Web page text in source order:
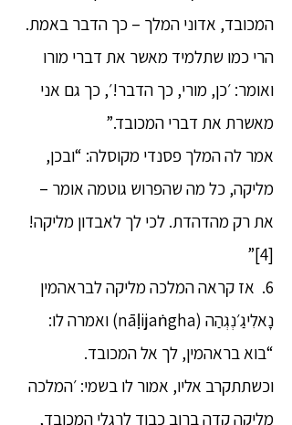
המכובד, אדוני המלך – כך הדבר באמת.
הרי כמו שתלמיד מאשר את דברי מורו
ואומר: ׳כן, מורי, כך הדבר!׳, כך גם אני
מאשרת את דברי המכובד.”
אמר לה המלך פסנדי מקוסלה: “ובכן,
מליקה, כל מה שהפרוש גוטמה אומר –
את רק מהדהדת. לכי לך לאבדון מליקה!
[4]”
6. אז קראה המלכה מליקה לבראהמין
נָאלִיגַ׳נְגְהַה (nāḷijaṅgha) ואמרה לו:
“בוא בראהמין, לך אל המכובד.
וכשתתקרב אליו, אמור לו בשמי: ׳המלכה
מליקה קדה ברוב כבוד לרגלי המכובד,